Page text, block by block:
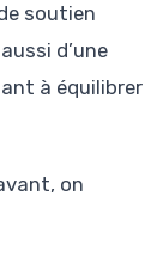
soutien
d’une
à équilibrer
on